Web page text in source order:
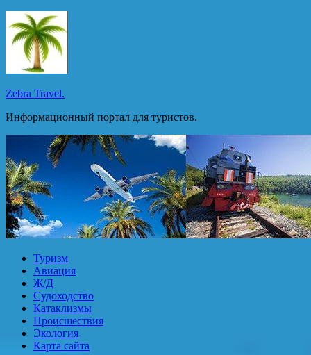
Перейти
к
содержимому
Zebra Travel.
Информационный портал для туристов.
Туризм
Авиация
Ж/Д
Судоходство
Катаклизмы
Происшествия
Экология
Карта сайта